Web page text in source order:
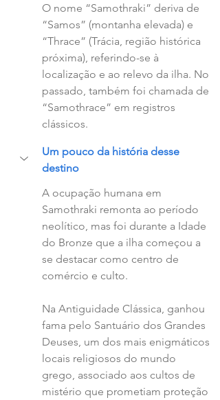
O nome “Samothraki” deriva de
“Samos” (montanha elevada) e
“Thrace” (Trácia, região histórica
próxima), referindo-se à
localização e ao relevo da ilha. No
passado, também foi chamada de
“Samothrace” em registros
clássicos.
Um pouco da história desse
destino
A ocupação humana em
Samothraki remonta ao período
neolítico, mas foi durante a Idade
do Bronze que a ilha começou a
se destacar como centro de
comércio e culto.
Na Antiguidade Clássica, ganhou
fama pelo Santuário dos Grandes
Deuses, um dos mais enigmáticos
locais religiosos do mundo
grego, associado aos cultos de
mistério que prometiam proteção